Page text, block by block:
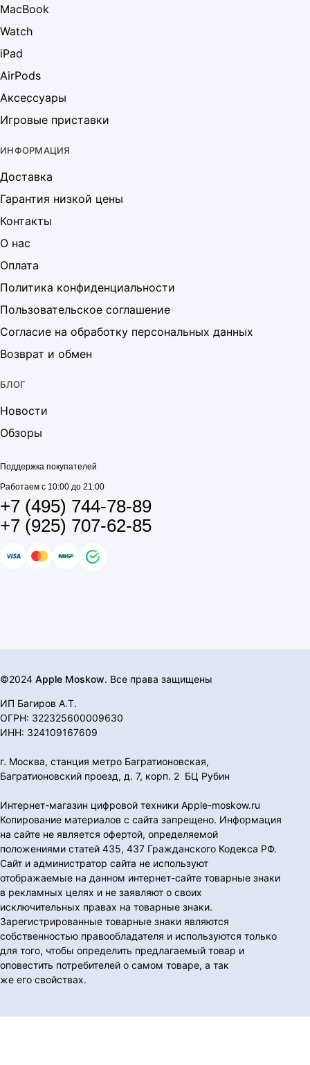
MacBook
Watch
iPad
AirPods
Аксессуары
Игровые приставки
ИНФОРМАЦИЯ
Доставка
Гарантия низкой цены
Контакты
О нас
Оплата
Политика конфиденциальности
Пользовательское соглашение
Согласие на обработку персональных данных
Возврат и обмен
БЛОГ
Новости
Обзоры
Поддержка покупателей
Работаем с 10:00 до 21:00
+7 (495) 744-78-89
+7 (925) 707-62-85
©2024 Apple Moskow. Все права защищены
ИП Багиров А.Т.
ОГРН: 322325600009630
ИНН: 324109167609
г. Москва, станция метро Багратионовская,
Багратионовский проезд, д. 7, корп. 2 БЦ Рубин
Интернет-магазин цифровой техники Apple-moskow.ru
Копирование материалов с сайта запрещено. Информация
на сайте не является офертой, определяемой
положениями статей 435, 437 Гражданского Кодекса РФ.
Сайт и администратор сайта не используют
отображаемые на данном интернет-сайте товарные знаки
в рекламных целях и не заявляют о своих
исключительных правах на товарные знаки.
Зарегистрированные товарные знаки являются
собственностью правообладателя и используются только
для того, чтобы определить предлагаемый товар и
оповестить потребителей о самом товаре, а так
же его свойствах.